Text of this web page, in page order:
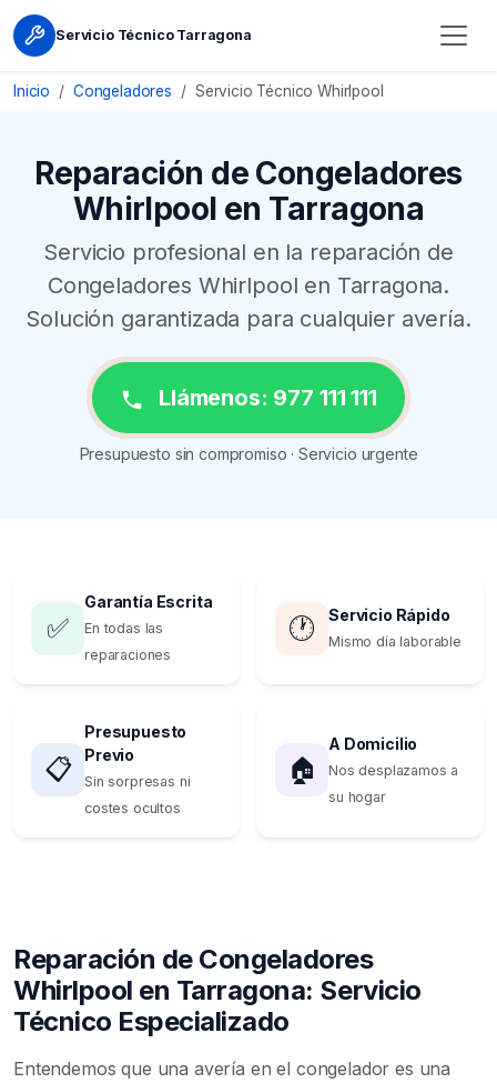
Servicio Técnico Tarragona
Inicio Congeladores Servicio Técnico Whirlpool
Reparación de Congeladores
Whirlpool en Tarragona
Servicio profesional en la reparación de
Congeladores Whirlpool en Tarragona.
Solución garantizada para cualquier avería.
Llámenos: 977 111 111
Presupuesto sin compromiso · Servicio urgente
✅
Garantía Escrita
En todas las
reparaciones
🕐 Servicio Rápido
Mismo día laborable
📋
Presupuesto
Previo
Sin sorpresas ni
costes ocultos
🏠
A Domicilio
Nos desplazamos a
su hogar
Reparación de Congeladores
Whirlpool en Tarragona: Servicio
Técnico Especializado
Entendemos que una avería en el congelador es una